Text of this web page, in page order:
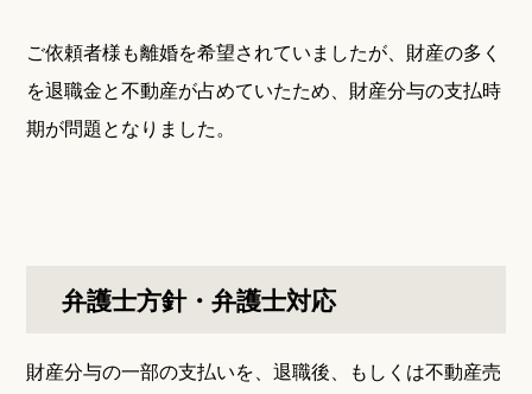
ご依頼者様も離婚を希望されていましたが、財産の多く
を退職金と不動産が占めていたため、財産分与の支払時
期が問題となりました。
弁護士方針・弁護士対応
財産分与の一部の支払いを、退職後、もしくは不動産売